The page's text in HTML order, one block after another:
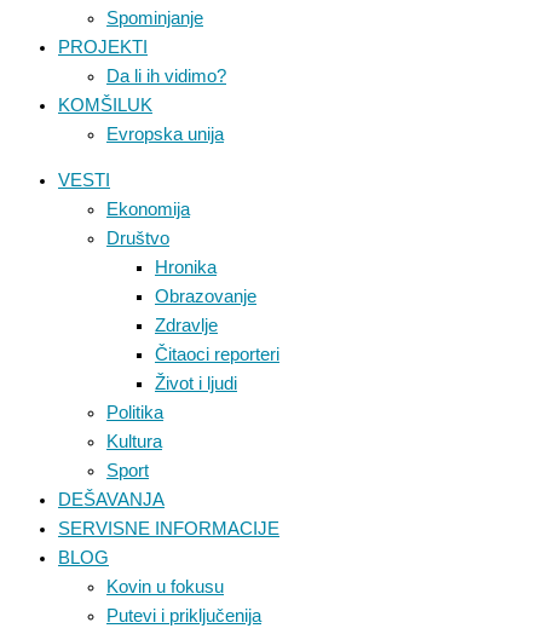
Spominjanje
PROJEKTI
Da li ih vidimo?
KOMŠILUK
Evropska unija
VESTI
Ekonomija
Društvo
Hronika
Obrazovanje
Zdravlje
Čitaoci reporteri
Život i ljudi
Politika
Kultura
Sport
DEŠAVANJA
SERVISNE INFORMACIJE
BLOG
Kovin u fokusu
Putevi i priključenija